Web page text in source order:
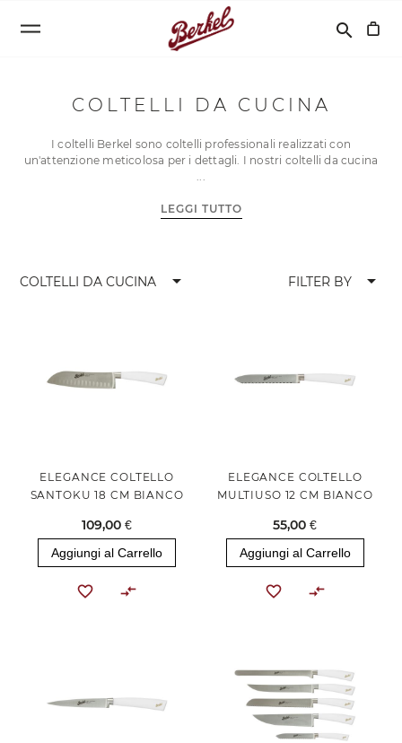
Cerca
search
COLTELLI DA CUCINA
I coltelli Berkel sono coltelli professionali realizzati con
un'attenzione meticolosa per i dettagli. I nostri coltelli da cucina
LEGGI TUTTO
COLTELLI DA CUCINA arrow_drop_down FILTER BY arrow_drop_down
ELEGANCE COLTELLO
SANTOKU 18 CM BIANCO
109,00 €
Aggiungi al Carrello
ELEGANCE COLTELLO
MULTIUSO 12 CM BIANCO
55,00 €
Aggiungi al Carrello